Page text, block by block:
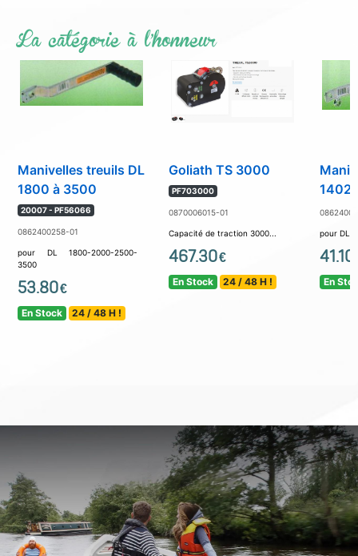
La catégorie à l'honneur
Manivelles treuils DL
1800 à 3500
20007 - PF56066
0862400258-01
pour DL 1800-2000-2500-
3500
53.80€
En Stock 24 / 48 H !
Goliath TS 3000
PF703000
0870006015-01
Capacité de traction 3000...
467.30€
En Stock 24 / 48 H !
pour DL
41.10
En